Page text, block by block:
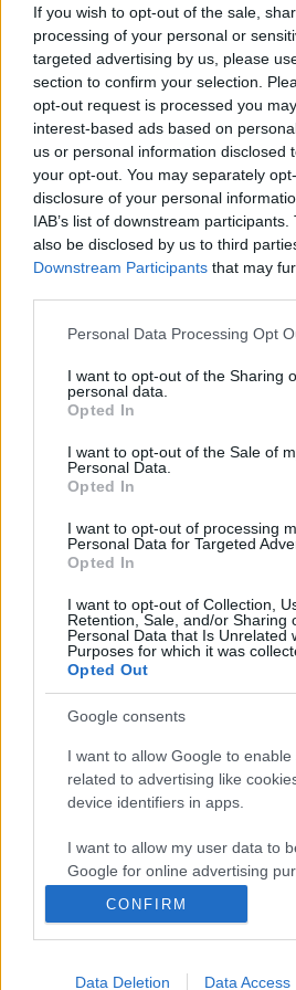
If you wish to opt-out of the sale,
processing of your personal or
targeted advertising by us, please
section to confirm your selection.
opt-out request is processed you
interest-based ads based on
us or personal information disclosed
your opt-out. You may separately
disclosure of your personal
IAB’s list of downstream
also be disclosed by us to third
Downstream Participants that may
Please note that this website/app
not limited to your visit or usage
grant or deny consent to Google and
use your data for below specified
consent section.
Personal Data Processing Opt
I want to opt-out of the Sharing
personal data.
Opted In
I want to opt-out of the Sale of
Personal Data.
Opted In
I want to opt-out of processing
Personal Data for Targeted
Opted In
I want to opt-out of Collection,
Retention, Sale, and/or Sharing
Personal Data that Is Unrelated
Purposes for which it was
Opted Out
Google consents
I want to allow Google to enable
related to advertising like
device identifiers in apps.
I want to allow my user data to
Google for online advertising
personalized advertising.
I want to allow Google to
CONFIRM
Data Deletion Data Access
Gatsby világába repít
A „lázas húszas évek” pompája és
atmoszférája: minden sarokban
bukkan fel. Saját képei mellett
Bokros Birman Dezső-mű is helyet
EZEN A NAPON TÖRTÉNT
Augusztus 18-án történt
„Az ember magányosan születik,
az egy évvel ezelőtt ezen a napon
francia színész, filmrendező,
világsztár az 1950-es évek
nevéhez olyan mára klasszikussá
napfény, A medence, a Klein úr, A
zsaru bőréért.
PROGRAM
Négy korszakos női
láthatóak a Pécsi
Négy korszakalkotó női fotós
március 27-én induló
csatlakozik a X. Pécsi
kiállítás. A program részeként
beszélgetések is várják a fotózás